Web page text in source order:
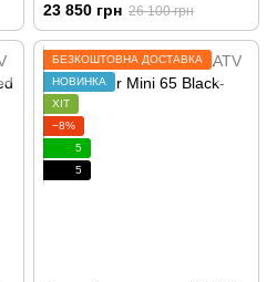
23 850 грн 26 100 грн
БЕЗКОШТОВНА ДОСТАВКА
НОВИНКА
ХІТ
−8%
5
5